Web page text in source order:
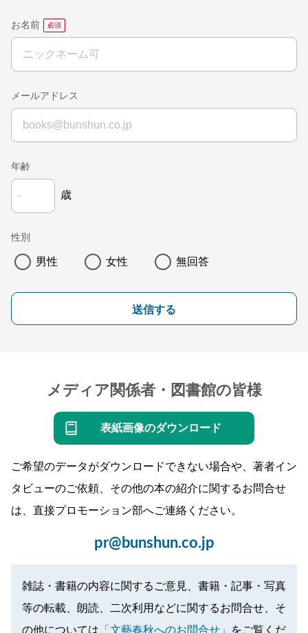
お名前
メールアドレス
年齢
歳
性別
男性 女性 無回答
送信する
メディア関係者・図書館の皆様
表紙画像のダウンロード
ご希望のデータがダウンロードできない場合や、著者イン
タビューのご依頼、その他の本の紹介に関するお問合せ
は、直接プロモーション部へご連絡ください。
pr@bunshun.co.jp
雑誌・書籍の内容に関するご意見、書籍・記事・写真
等の転載、朗読、二次利用などに関するお問合せ、そ
の他については 「文藝春秋へのお問合せ」 をご覧くだ